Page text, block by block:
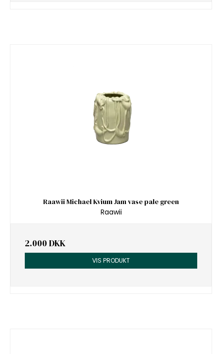
Raawii Michael Kvium Jam vase pale green
Raawii
2.000 DKK
VIS PRODUKT